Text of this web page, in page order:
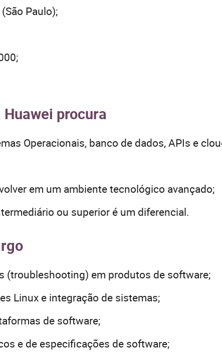
Paulo);
procura
Operacionais, banco de dados, APIs e
em um ambiente tecnológico avançado;
ou superior é um diferencial.
(troubleshooting) em produtos de software;
Linux e integração de sistemas;
de software;
e de especificações de software;